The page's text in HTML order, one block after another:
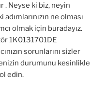
. Neyse ki biz, neyin
ne olması
olmak için buradayız.
1K0131701DE
sorunlarını sizler
durumunu kesinlikle
edin.